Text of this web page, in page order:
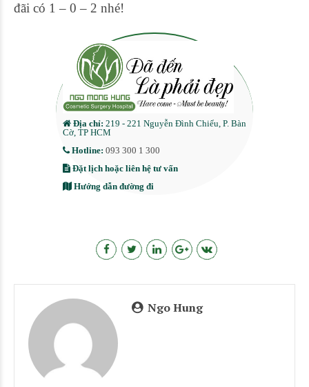
đãi có 1 – 0 – 2 nhé!
Địa chỉ: 219 - 221 Nguyễn Đình Chiểu, P. Bàn
Cờ, TP HCM
Hotline: 093 300 1 300
Đặt lịch hoặc liên hệ tư vấn
Hướng dẫn đường đi
Ngo Hung